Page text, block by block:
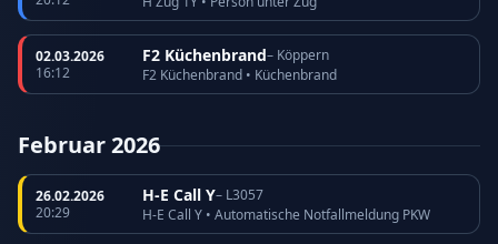
02.03.2026
16:12
F2 Küchenbrand– Köppern
F2 Küchenbrand • Küchenbrand
Februar 2026
26.02.2026
20:29
H-E Call Y– L3057
H-E Call Y • Automatische Notfallmeldung PKW